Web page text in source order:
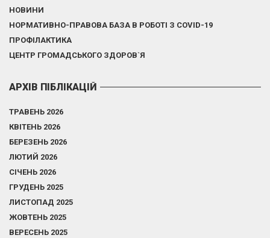
НОВИНИ
НОРМАТИВНО-ПРАВОВА БАЗА В РОБОТІ З COVID-19
ПРОФІЛАКТИКА
ЦЕНТР ГРОМАДСЬКОГО ЗДОРОВ`Я
АРХІВ ПІБЛІКАЦІЙ
ТРАВЕНЬ 2026
КВІТЕНЬ 2026
БЕРЕЗЕНЬ 2026
ЛЮТИЙ 2026
СІЧЕНЬ 2026
ГРУДЕНЬ 2025
ЛИСТОПАД 2025
ЖОВТЕНЬ 2025
ВЕРЕСЕНЬ 2025